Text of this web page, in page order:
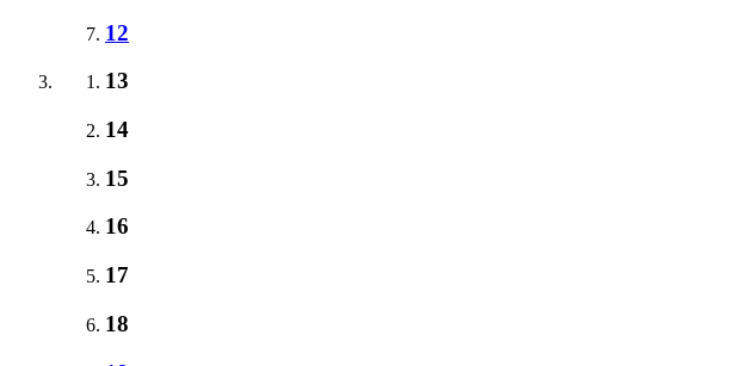
12
13
14
15
16
17
18